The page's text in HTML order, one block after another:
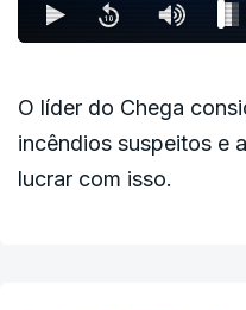
O líder do Chega
incêndios suspeitos e
lucrar com isso.